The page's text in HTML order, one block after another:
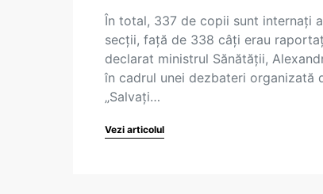
În total, 337 de copii sunt internați
secții, față de 338 câți erau
declarat ministrul Sănătății,
în cadrul unei dezbateri organizată
„Salvați…
Vezi articolul